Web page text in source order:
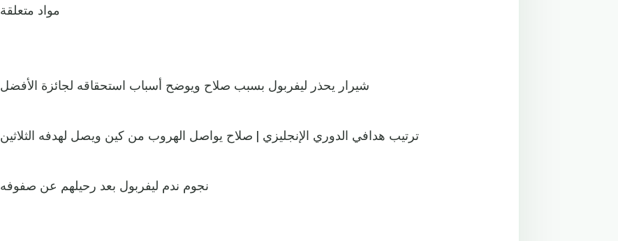
مواد متعلقة
شيرار يحذر ليفربول بسبب صلاح ويوضح أسباب استحقاقه لجائزة الأفضل
ترتيب هدافي الدوري الإنجليزي | صلاح يواصل الهروب من كين ويصل لهدفه الثلاثين
نجوم ندم ليفربول بعد رحيلهم عن صفوفه